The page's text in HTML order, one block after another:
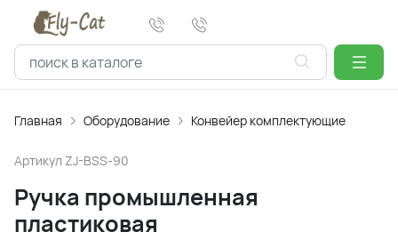
Главная Оборудование Конвейер комплектующие
Артикул ZJ-BSS-90
Ручка промышленная
пластиковая